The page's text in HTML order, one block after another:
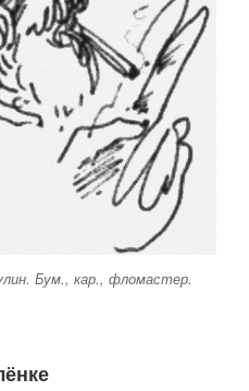
Бум., кар., фломастер.